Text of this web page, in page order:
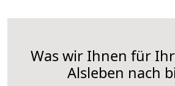
Was wir Ihnen für
Alsleben nach